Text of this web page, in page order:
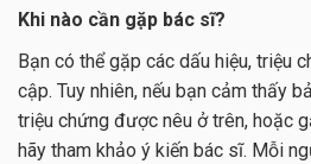
Khi nào cần gặp bác sĩ?
Bạn có thể gặp các dấu hiệu, triệu
cập. Tuy nhiên, nếu bạn cảm thấy
triệu chứng được nêu ở trên, hoặc
hãy tham khảo ý kiến bác sĩ. Mỗi